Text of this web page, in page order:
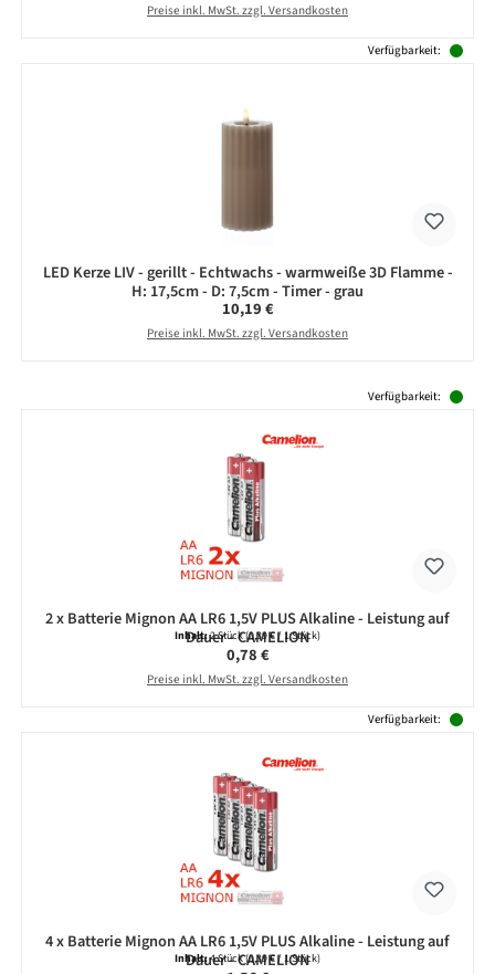
Preise inkl. MwSt. zzgl. Versandkosten
Verfügbarkeit:
LED Kerze LIV - gerillt - Echtwachs - warmweiße 3D Flamme -
H: 17,5cm - D: 7,5cm - Timer - grau
Regulärer Preis:
10,19 €
Preise inkl. MwSt. zzgl. Versandkosten
Verfügbarkeit:
2 x Batterie Mignon AA LR6 1,5V PLUS Alkaline - Leistung auf
Dauer - CAMELION
Inhalt:2 Stück(0,39 € / 1 Stück)
Regulärer Preis:
0,78 €
Preise inkl. MwSt. zzgl. Versandkosten
Verfügbarkeit:
4 x Batterie Mignon AA LR6 1,5V PLUS Alkaline - Leistung auf
Dauer - CAMELION
Inhalt:4 Stück(0,39 € / 1 Stück)